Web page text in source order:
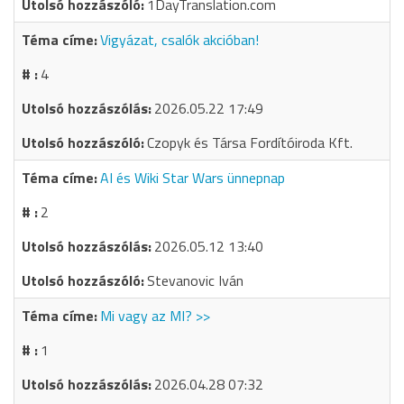
1DayTranslation.com
Vigyázat, csalók akcióban!
4
2026.05.22 17:49
Czopyk és Társa Fordítóiroda Kft.
AI és Wiki Star Wars ünnepnap
2
2026.05.12 13:40
Stevanovic Iván
Mi vagy az MI? >>
1
2026.04.28 07:32